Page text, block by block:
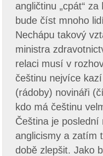
angličtinu „cpát“
bude číst mnoho
Nechápu takový
ministra
relaci musí v
češtinu nejvíce
(rádoby) novináři
kdo má češtinu
Čeština je
anglicismy a zatím
době zlepšit. Jako